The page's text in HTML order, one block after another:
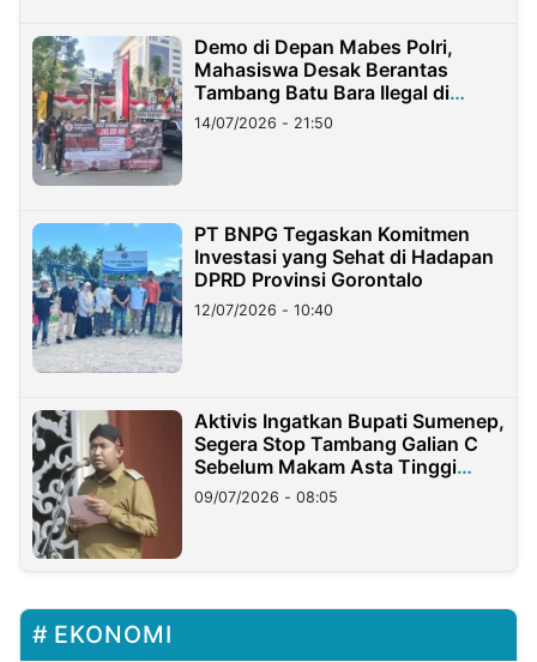
Demo di Depan Mabes Polri,
Mahasiswa Desak Berantas
Tambang Batu Bara Ilegal di
Lampung
14/07/2026 - 21:50
PT BNPG Tegaskan Komitmen
Investasi yang Sehat di Hadapan
DPRD Provinsi Gorontalo
12/07/2026 - 10:40
Aktivis Ingatkan Bupati Sumenep,
Segera Stop Tambang Galian C
Sebelum Makam Asta Tinggi
Longsor
09/07/2026 - 08:05
EKONOMI